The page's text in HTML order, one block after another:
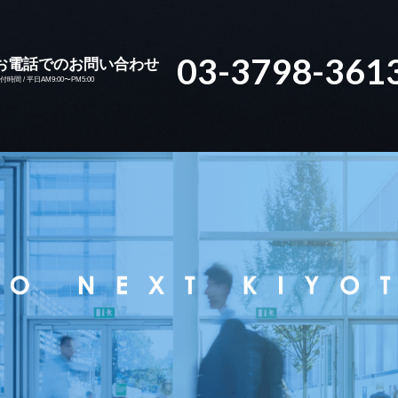
電話でのお問い合わせ
時間 / 平日AM9:00〜PM5:00 03-3798-